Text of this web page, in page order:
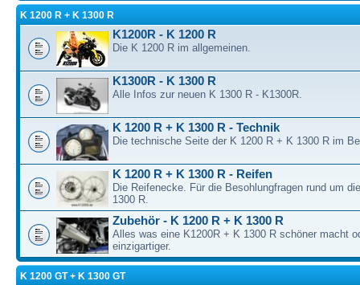
K 1200 R + K 1300 R
K1200R - K 1200 R
Die K 1200 R im allgemeinen.
K1300R - K 1300 R
Alle Infos zur neuen K 1300 R - K1300R.
K 1200 R + K 1300 R - Technik
Die technische Seite der K 1200 R + K 1300 R im
K 1200 R + K 1300 R - Reifen
Die Reifenecke. Für die Besohlungfragen rund um
1300 R.
Zubehör - K 1200 R + K 1300 R
Alles was eine K1200R + K 1300 R schöner macht
einzigartiger.
K 1200 GT + K 1300 GT